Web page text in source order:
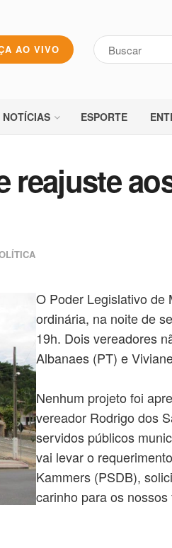
AO VIVO
NOTÍCIAS ESPORTE
reajuste
O Poder Legislativo de
ordinária, na noite de
19h. Dois vereadores
Albanaes (PT) e
Nenhum projeto foi
vereador Rodrigo dos
servidos públicos
vai levar o
Kammers (PSDB),
carinho para os